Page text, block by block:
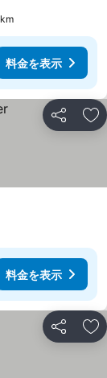
料金を表示
シェア お
料金を表示
シェア お